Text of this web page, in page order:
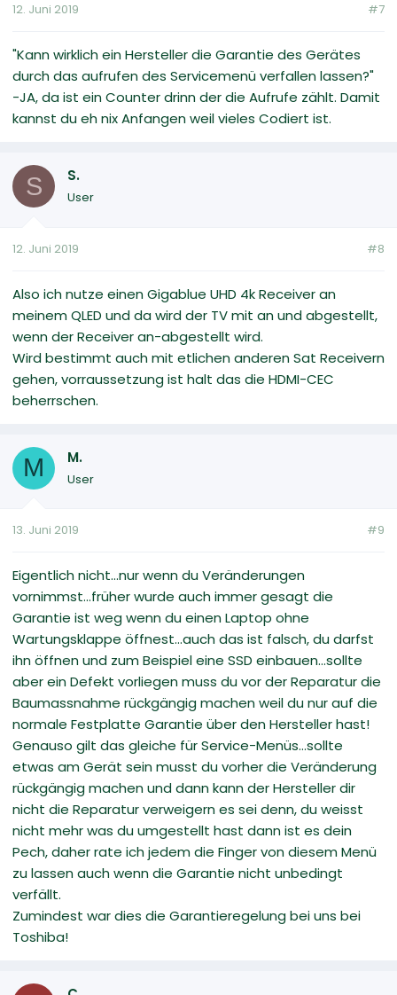
12. Juni 2019 #7
"Kann wirklich ein Hersteller die Garantie des Gerätes
durch das aufrufen des Servicemenü verfallen lassen?"
-JA, da ist ein Counter drinn der die Aufrufe zählt. Damit
kannst du eh nix Anfangen weil vieles Codiert ist.
S S.
User
12. Juni 2019 #8
Also ich nutze einen Gigablue UHD 4k Receiver an
meinem QLED und da wird der TV mit an und abgestellt,
wenn der Receiver an-abgestellt wird.
Wird bestimmt auch mit etlichen anderen Sat Receivern
gehen, vorraussetzung ist halt das die HDMI-CEC
beherrschen.
M M.
User
13. Juni 2019 #9
Eigentlich nicht...nur wenn du Veränderungen
vornimmst...früher wurde auch immer gesagt die
Garantie ist weg wenn du einen Laptop ohne
Wartungsklappe öffnest...auch das ist falsch, du darfst
ihn öffnen und zum Beispiel eine SSD einbauen...sollte
aber ein Defekt vorliegen muss du vor der Reparatur die
Baumassnahme rückgängig machen weil du nur auf die
normale Festplatte Garantie über den Hersteller hast!
Genauso gilt das gleiche für Service-Menüs...sollte
etwas am Gerät sein musst du vorher die Veränderung
rückgängig machen und dann kann der Hersteller dir
nicht die Reparatur verweigern es sei denn, du weisst
nicht mehr was du umgestellt hast dann ist es dein
Pech, daher rate ich jedem die Finger von diesem Menü
zu lassen auch wenn die Garantie nicht unbedingt
verfällt.
Zumindest war dies die Garantieregelung bei uns bei
Toshiba!